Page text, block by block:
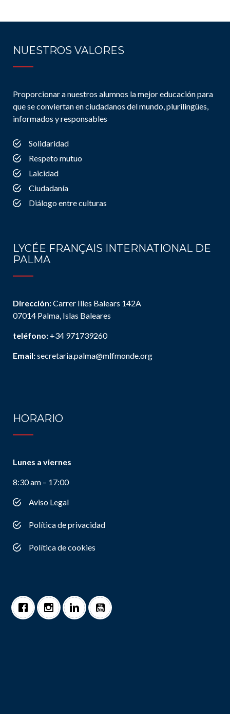
NUESTROS VALORES
Proporcionar a nuestros alumnos la mejor educación para
que se conviertan en ciudadanos del mundo, plurilingües,
informados y responsables
Solidaridad
Respeto mutuo
Laicidad
Ciudadanía
Diálogo entre culturas
LYCÉE FRANÇAIS INTERNATIONAL DE
PALMA
Dirección:Carrer Illes Balears 142A
07014 Palma, Islas Baleares
teléfono: +34 971739260
Email:secretaria.palma@mlfmonde.org
HORARIO
Lunes a viernes
8:30 am – 17:00
Aviso Legal
Política de privacidad
Política de cookies